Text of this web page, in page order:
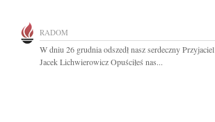
RADOM
W dniu 26 grudnia odszedł nasz serdeczny Przyjaciel
Jacek Lichwierowicz Opuściłeś nas...